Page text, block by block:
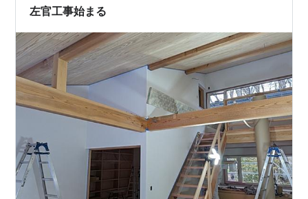
た。 作業の前の段階がこちら ↓ …
左官工事始まる